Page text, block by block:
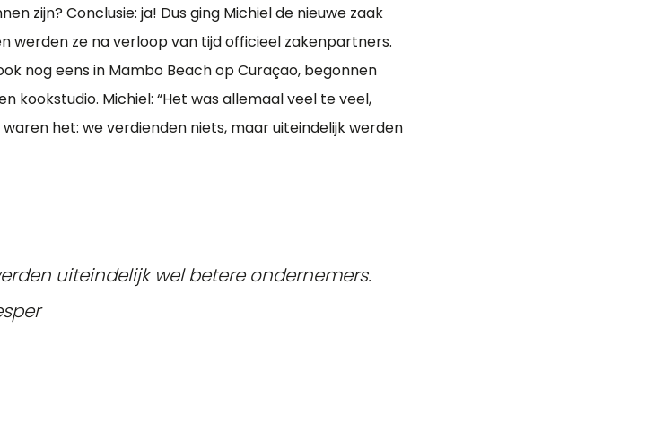
zijn? Conclusie: ja! Dus ging Michiel de nieuwe zaak
werden ze na verloop van tijd officieel zakenpartners.
nog eens in Mambo Beach op Curaçao, begonnen
kookstudio. Michiel: “Het was allemaal veel te veel,
het: we verdienden niets, maar uiteindelijk werden
uiteindelijk wel betere ondernemers.